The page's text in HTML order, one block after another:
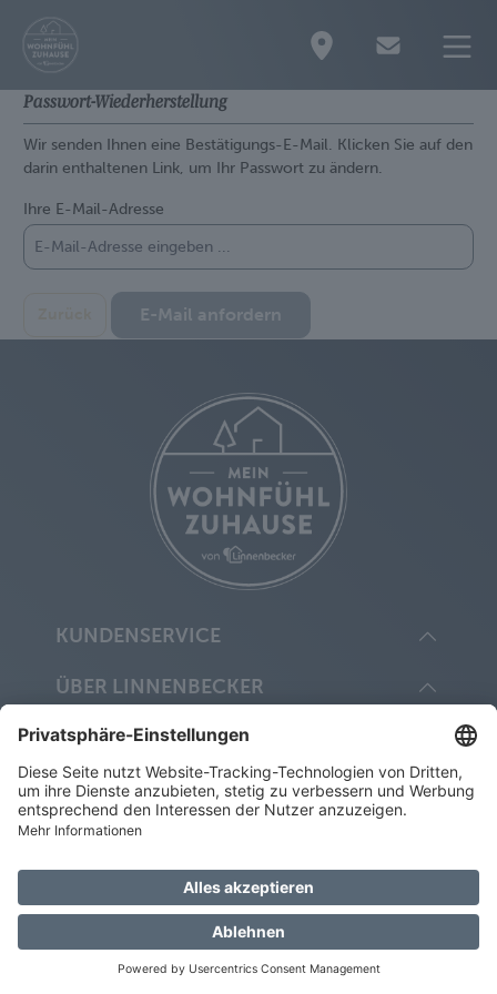
Passwort-Wiederherstellung
Wir senden Ihnen eine Bestätigungs-E-Mail. Klicken Sie auf den
darin enthaltenen Link, um Ihr Passwort zu ändern.
Ihre E-Mail-Adresse
E-Mail anfordern
KUNDENSERVICE
ÜBER LINNENBECKER